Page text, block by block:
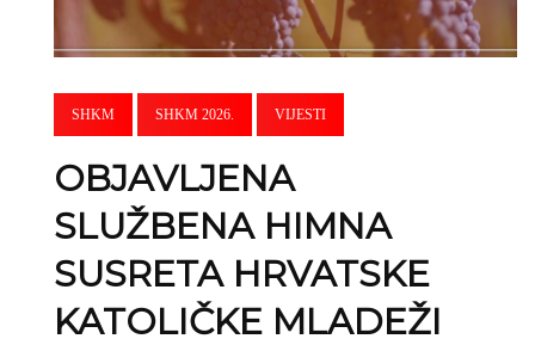
SHKM SHKM 2026. VIJESTI
OBJAVLJENA
SLUŽBENA HIMNA
SUSRETA HRVATSKE
KATOLIČKE MLADEŽI